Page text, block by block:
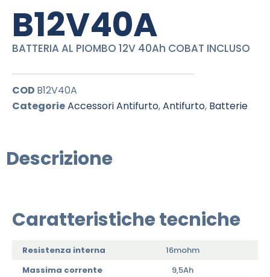
B12V40A
BATTERIA AL PIOMBO 12V 40Ah COBAT INCLUSO
COD B12V40A
CategorieAccessori Antifurto,Antifurto, Batterie
Descrizione
Caratteristiche tecniche
Resistenza interna
16mohm
Massima corrente
9,5Ah